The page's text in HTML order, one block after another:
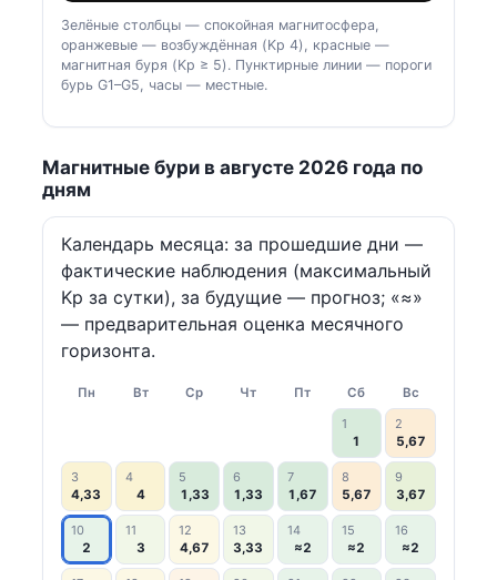
Зелёные столбцы — спокойная магнитосфера,
оранжевые — возбуждённая (Kp 4), красные —
магнитная буря (Kp ≥ 5). Пунктирные линии — пороги
бурь G1–G5, часы — местные.
Магнитные бури в августе 2026 года по
дням
Календарь месяца: за прошедшие дни —
фактические наблюдения (максимальный
Kp за сутки), за будущие — прогноз; «≈»
— предварительная оценка месячного
горизонта.
Пн Вт Ср Чт Пт Сб
Вс
1
1
2
5,67
3
4,33
4
4
5
1,33
6
1,33
7
1,67
8
5,67
9
3,67
10
2
11
3
12
4,67
13
3,33
14
≈2
15
≈2
16
≈2